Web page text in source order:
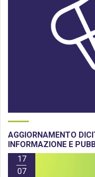
AGGIORNAMENTO
INFORMAZIONE E
17
07